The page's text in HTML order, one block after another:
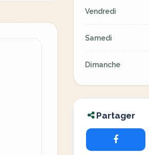
Vendredi
Samedi
Dimanche
Partager